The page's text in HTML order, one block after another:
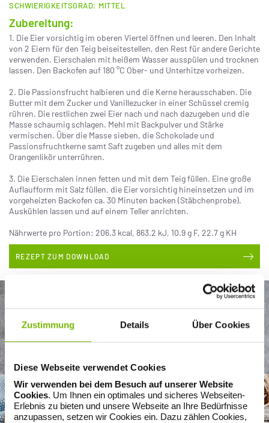
Zustimmung Details Über Cookies
Diese Webseite verwendet Cookies
Wir verwenden bei dem Besuch auf unserer Website
Cookies. Um Ihnen ein optimales und sicheres Webseiten-
Erlebnis zu bieten und unsere Webseite an Ihre Bedürfnisse
anzupassen, setzen wir Cookies ein. Dazu zählen Cookies,
SCHWIERIGKEITSGRAD: MITTEL
Zubereitung:
1. Die Eier vorsichtig im oberen Viertel öffnen und leeren. Den Inhalt
von 2 Eiern für den Teig beiseitestellen, den Rest für andere Gerichte
verwenden. Eierschalen mit heißem Wasser ausspülen und trocknen
lassen. Den Backofen auf 180 °C Ober- und Unterhitze vorheizen.
2. Die Passionsfrucht halbieren und die Kerne herausschaben. Die
Butter mit dem Zucker und Vanillezucker in einer Schüssel cremig
rühren. Die restlichen zwei Eier nach und nach dazugeben und die
Masse schaumig schlagen. Mehl mit Backpulver und Stärke
vermischen. Über die Masse sieben, die Schokolade und
Passionsfruchtkerne samt Saft zugeben und alles mit dem
Orangenlikör unterrühren.
3. Die Eierschalen innen fetten und mit dem Teig füllen. Eine große
Auflaufform mit Salz füllen, die Eier vorsichtig hineinsetzen und im
vorgeheizten Backofen ca. 30 Minuten backen (Stäbchenprobe).
Auskühlen lassen und auf einem Teller anrichten.
Nährwerte pro Portion: 206.3 kcal, 863.2 kJ, 10.9 g F, 22.7 g KH
REZEPT ZUM DOWNLOAD